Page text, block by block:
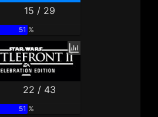
15 / 29
51 %
22 / 43
51 %